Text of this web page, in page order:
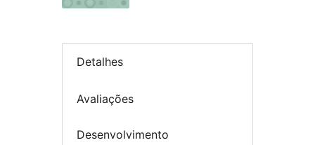
Detalhes
Avaliações
Desenvolvimento